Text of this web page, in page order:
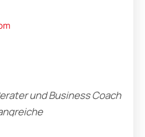
und Business Coach
von Menschen